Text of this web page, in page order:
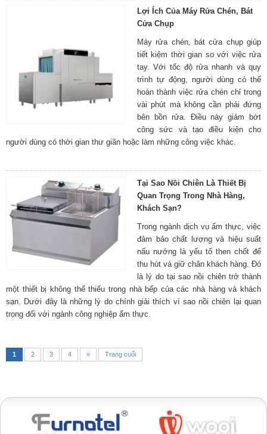
Lợi Ích Của Máy Rửa Chén, Bát
Cửa Chụp
Máy rửa chén, bát cửa chụp giúp
tiết kiệm thời gian so với việc rửa
tay. Với tốc độ rửa nhanh và quy
trình tự động, người dùng có thể
hoàn thành việc rửa chén chỉ trong
vài phút mà không cần phải đứng
bên bồn rửa. Điều này giảm bớt
công sức và tạo điều kiện cho
người dùng có thời gian thư giãn hoặc làm những công việc khác.
Tại Sao Nồi Chiên Là Thiết Bị
Quan Trọng Trong Nhà Hàng,
Khách Sạn?
Trong ngành dịch vụ ẩm thực, việc
đảm bảo chất lượng và hiệu suất
nấu nướng là yếu tố then chốt để
thu hút và giữ chân khách hàng. Đó
là lý do tại sao nồi chiên trở thành
một thiết bị không thể thiếu trong nhà bếp của các nhà hàng và khách
sạn. Dưới đây là những lý do chính giải thích vì sao nồi chiên lại quan
trọng đối với ngành công nghiệp ẩm thực.
1 2 3 4 » Trang cuối